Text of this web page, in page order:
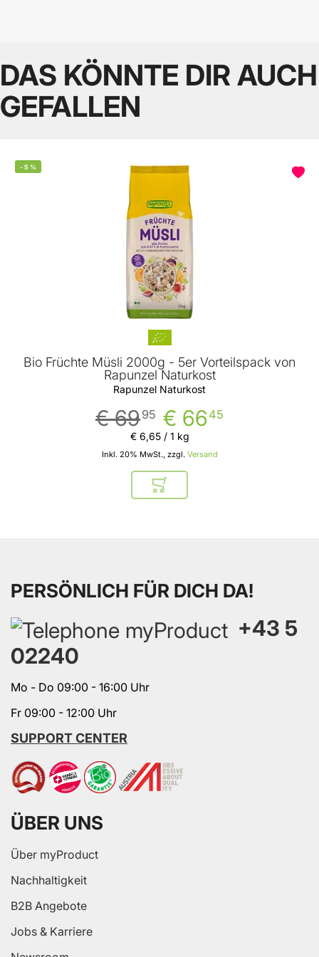
DAS KÖNNTE DIR AUCH
GEFALLEN
-5 %
Bio Früchte Müsli 2000g - 5er Vorteilspack von
Rapunzel Naturkost
Rapunzel Naturkost
€ 6645
€ 6995
Inkl. 20% MwSt., zzgl. Versand
€ 6,65/ 1 kg
In den Warenkorb
PERSÖNLICH FÜR DICH DA!
+43 5
02240
Mo - Do 09:00 - 16:00 Uhr
Fr 09:00 - 12:00 Uhr
SUPPORT CENTER
ÜBER UNS
Über myProduct
Nachhaltigkeit
B2B Angebote
Jobs & Karriere